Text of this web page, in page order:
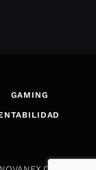
GAMING